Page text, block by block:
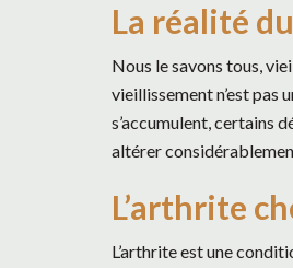
La réalité
Nous le savons tous,
vieillissement n’est pas
s’accumulent, certains
altérer
L’arthrite
L’arthrite est une